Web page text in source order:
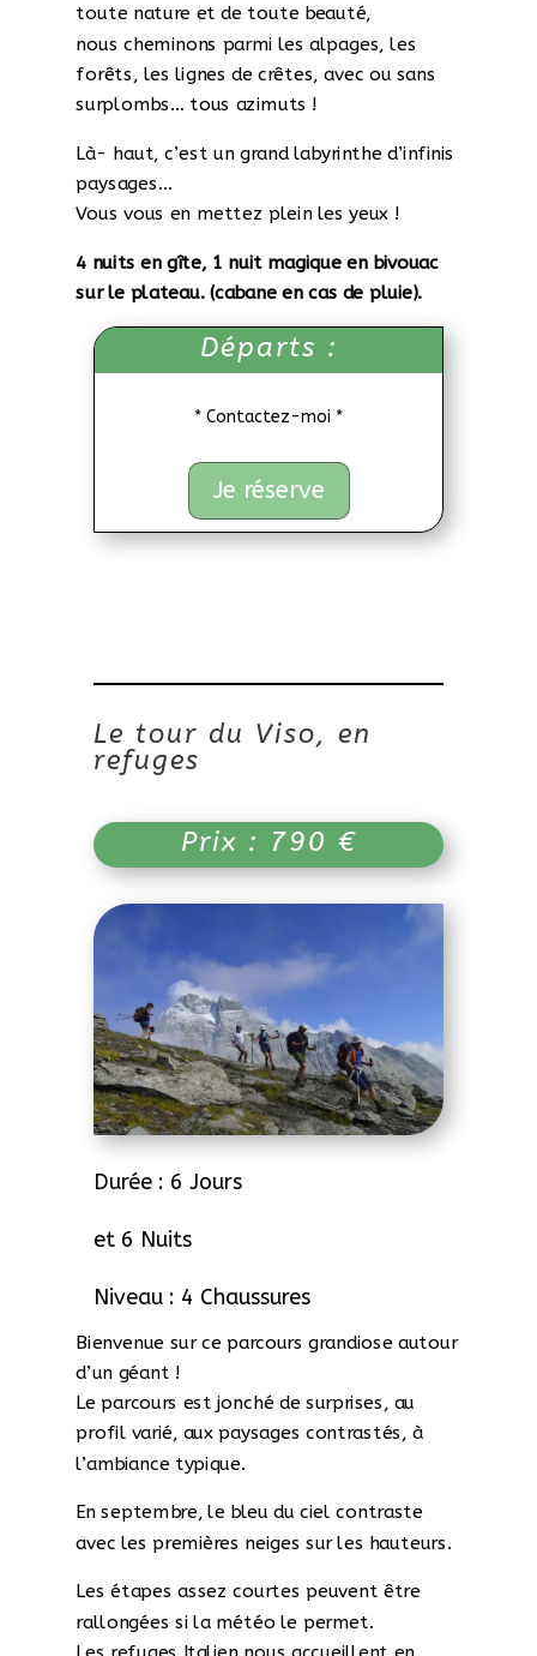
toute nature et de toute beauté,
nous cheminons parmi les alpages, les
forêts, les lignes de crêtes, avec ou sans
surplombs… tous azimuts !
Là- haut, c’est un grand labyrinthe d’infinis
paysages…
Vous vous en mettez plein les yeux !
4 nuits en gîte, 1 nuit magique en bivouac
sur le plateau. (cabane en cas de pluie).
Départs :
* Contactez-moi *
Je réserve
Le tour du Viso, en
refuges
Prix : 790 €
Durée : 6 Jours
et 6 Nuits
Niveau : 4 Chaussures
Bienvenue sur ce parcours grandiose autour
d’un géant !
Le parcours est jonché de surprises, au
profil varié, aux paysages contrastés, à
l’ambiance typique.
En septembre, le bleu du ciel contraste
avec les premières neiges sur les hauteurs.
Les étapes assez courtes peuvent être
rallongées si la météo le permet.